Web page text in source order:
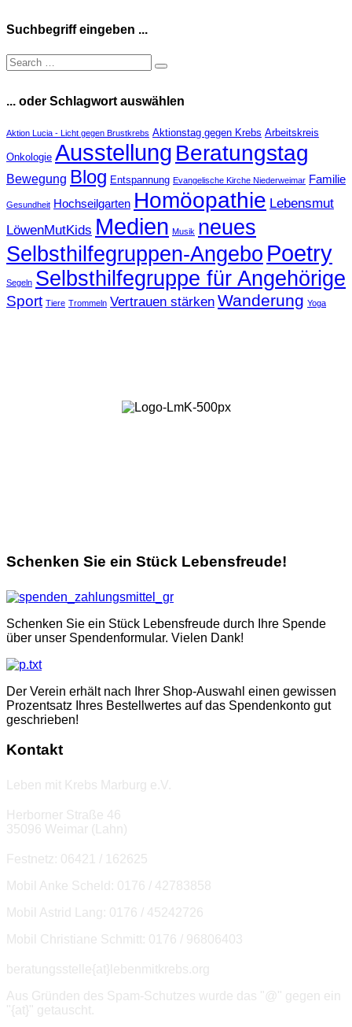
Suchbegriff eingeben ...
... oder Schlagwort auswählen
Aktion Lucia - Licht gegen Brustkrebs Aktionstag gegen Krebs Arbeitskreis
Onkologie Ausstellung Beratungstag
Bewegung Blog Entspannung Evangelische Kirche Niederweimar Familie
Gesundheit Hochseilgarten Homöopathie Lebensmut
LöwenMutKids Medien Musik neues
Selbsthilfegruppen-Angebo Poetry
Segeln Selbsthilfegruppe für Angehörige
Sport Tiere Trommeln Vertrauen stärken Wanderung Yoga
Schenken Sie ein Stück Lebensfreude!
Schenken Sie ein Stück Lebensfreude durch Ihre Spende
über unser Spendenformular. Vielen Dank!
Der Verein erhält nach Ihrer Shop-Auswahl einen gewissen
Prozentsatz Ihres Bestellwertes auf das Spendenkonto gut
geschrieben!
Kontakt
Leben mit Krebs Marburg e.V.
Herborner Straße 46
35096 Weimar (Lahn)
Festnetz: 06421 / 162625
Mobil Anke Scheld: 0176 / 42783858
Mobil Astrid Lang: 0176 / 45242726
Mobil Christiane Schmitt: 0176 / 96806403
beratungsstelle{at}lebenmitkrebs.org
Aus Gründen des Spam-Schutzes wurde das "@" gegen ein
"{at}" getauscht.